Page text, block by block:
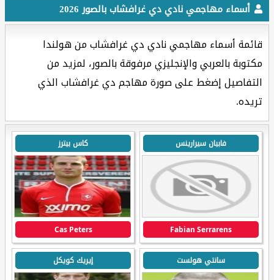
أسماء مهاجمي نادي دي غرافشاب بالصور 2026
قائمة أسماء مهاجمي نادي دي غرافشاب من هولندا
مكتوبة بالعربي والإنجليزي مرفوقة بالصور، لمزيد من
التفاصيل إضغط على صورة مهاجم دي غرافشاب الذي
تريده.
فابيان سيرارينس
Fabian Serrarens
كاس بيترز
Cas Peters
سانتي هولست إيريك كويكل